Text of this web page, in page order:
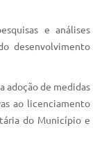
e análises
desenvolvimento
adoção de medidas
ao licenciamento
do Município e